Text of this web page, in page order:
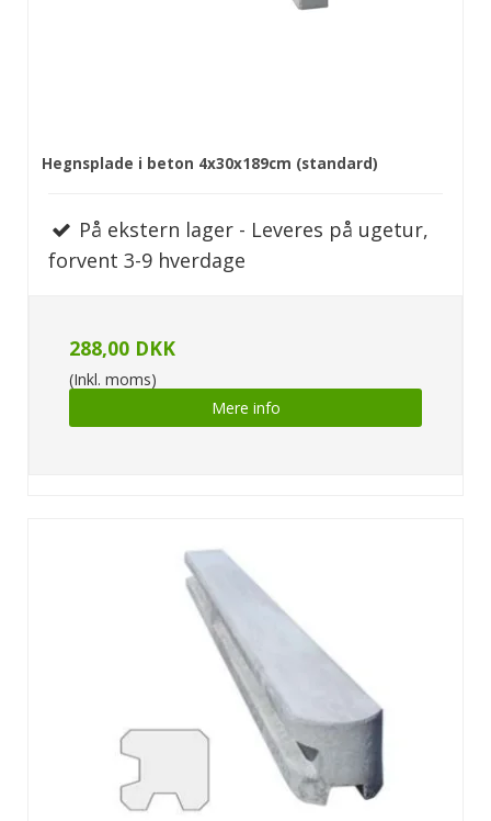
Hegnsplade i beton 4x30x189cm (standard)
På ekstern lager - Leveres på ugetur,
forvent 3-9 hverdage
288,00 DKK
(Inkl. moms)
Mere info